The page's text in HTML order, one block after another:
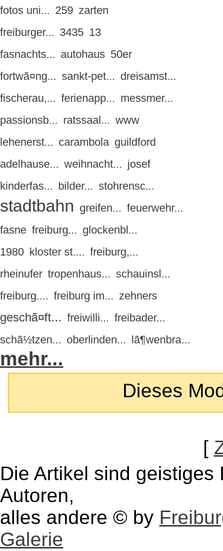
fotos uni... 259 zarten
freiburger... 3435 13
fasnachts... autohaus 50er
fortwã¤ng... sankt-pet... dreisamst...
fischerau,... ferienapp... messmer...
passionsb... ratssaal... www
lehenerst... carambola guildford
adelhause... weihnacht... josef
kinderfas... bilder... stohrensc...
stadtbahn greifen... feuerwehr...
fasne freiburg... glockenbl...
1980 kloster st.... freiburg,...
rheinufer tropenhaus... schauinsl...
freiburg.... freiburg im... zehners
geschã¤ft... freiwilli... freibader...
schã½tzen... oberlinden... lã¶wenbra...
mehr...
Dieses
[
Die Artikel sind
Autoren,
alles andere © by
Galerie